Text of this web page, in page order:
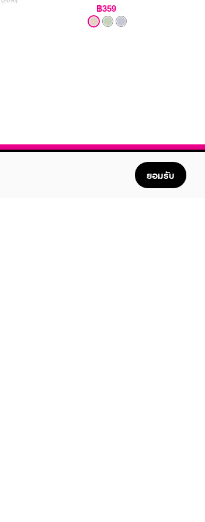
฿359
ยอมรับ